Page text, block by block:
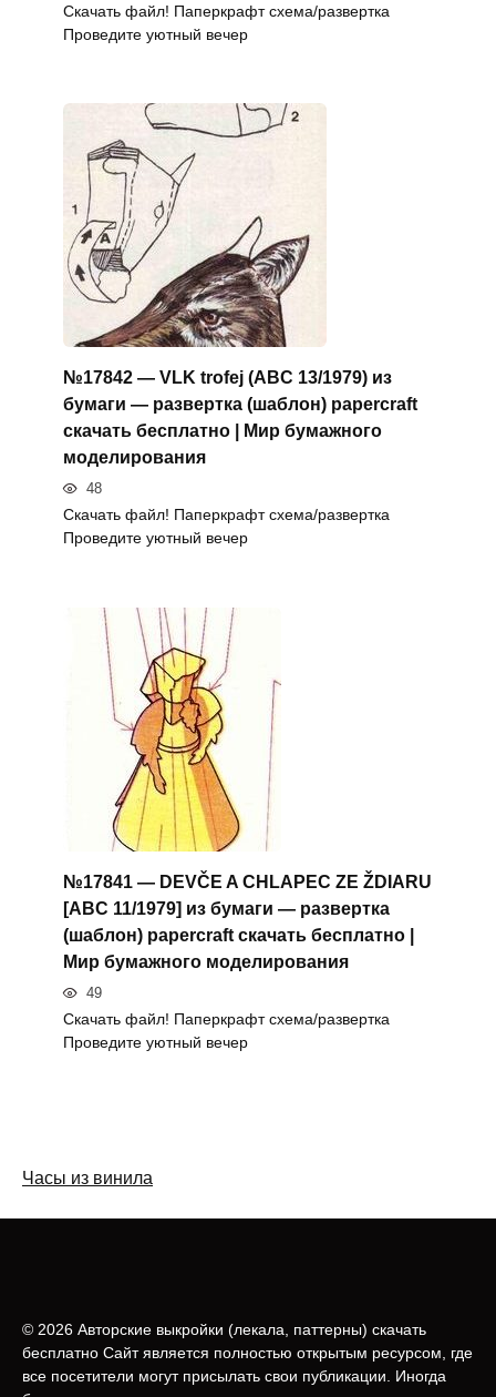
Скачать файл! Паперкрафт схема/развертка
Проведите уютный вечер
№17842 — VLK trofej (ABC 13/1979) из
бумаги — развертка (шаблон) papercraft
скачать бесплатно | Мир бумажного
моделирования
48
Скачать файл! Паперкрафт схема/развертка
Проведите уютный вечер
№17841 — DEVČE A CHLAPEC ZE ŽDIARU
[ABC 11/1979] из бумаги — развертка
(шаблон) papercraft скачать бесплатно |
Мир бумажного моделирования
49
Скачать файл! Паперкрафт схема/развертка
Проведите уютный вечер
Часы из винила
© 2026 Авторские выкройки (лeкала, паттерны) скачать
бесплатно Сайт является полностью открытым ресурсом, где
все посетители могут присылать свои публикации. Иногда